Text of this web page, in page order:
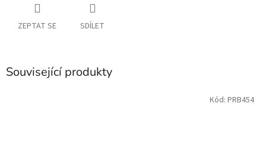
ZEPTAT SE SDÍLET
Související produkty
Kód: PRB454